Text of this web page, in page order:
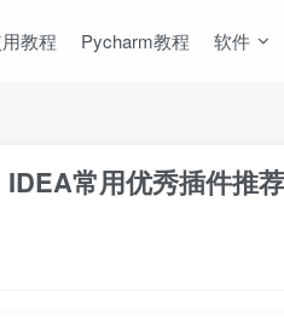
教程 Pycharm教程 软件
常用优秀插件推荐